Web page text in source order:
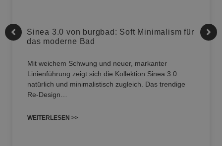
Sinea 3.0 von burgbad: Soft Minimalism für
das moderne Bad
Mit weichem Schwung und neuer, markanter
Linienführung zeigt sich die Kollektion Sinea 3.0
natürlich und minimalistisch zugleich. Das trendige
Re-Design…
WEITERLESEN >>